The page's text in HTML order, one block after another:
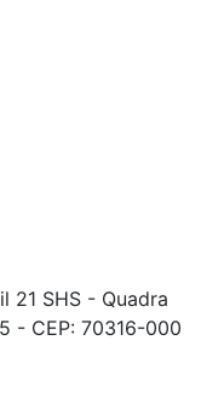
21 SHS - Quadra
- CEP: 70316-000